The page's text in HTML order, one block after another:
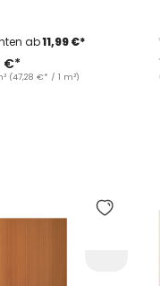
(47,28 €* / 1 m²)
ab11,99 €*
€*